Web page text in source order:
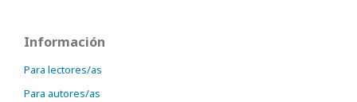
Información
Para lectores/as
Para autores/as